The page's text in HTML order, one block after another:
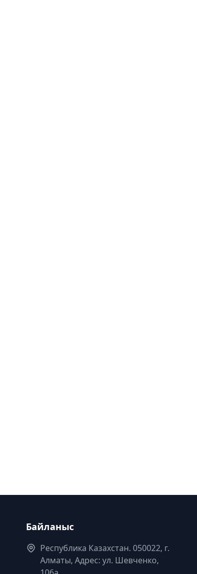
Байланыс
Республика Казахстан. 050022, г.
Алматы, Адрес: ул. Шевченко,